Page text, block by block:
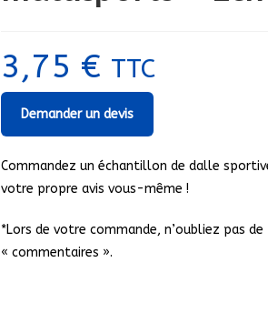
3,75 € TTC
Demander un devis
Commandez un échantillon de dalle
votre propre avis vous-même !
*Lors de votre commande, n’oubliez pas
« commentaires ».